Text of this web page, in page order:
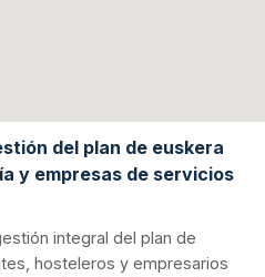
del plan de euskera
y empresas de servicios
integral del plan de
hosteleros y empresarios